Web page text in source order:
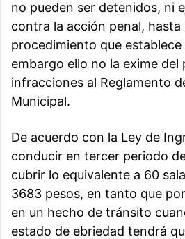
no pueden ser detenidos, ni
contra la acción penal, hasta
procedimiento que establece
embargo ello no la exime del
infracciones al Reglamento
Municipal.
De acuerdo con la Ley de
conducir en tercer periodo
cubrir lo equivalente a 60
3683 pesos, en tanto que
en un hecho de tránsito
estado de ebriedad tendrá